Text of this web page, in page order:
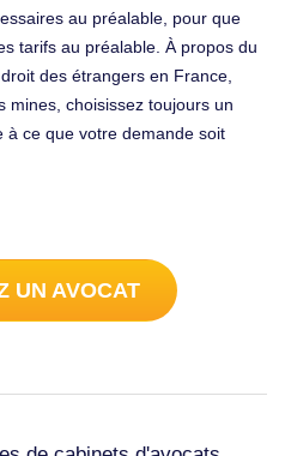
au préalable, pour que
tarifs au préalable. À propos du
des étrangers en France,
mines, choisissez toujours un
à ce que votre demande soit
UN AVOCAT